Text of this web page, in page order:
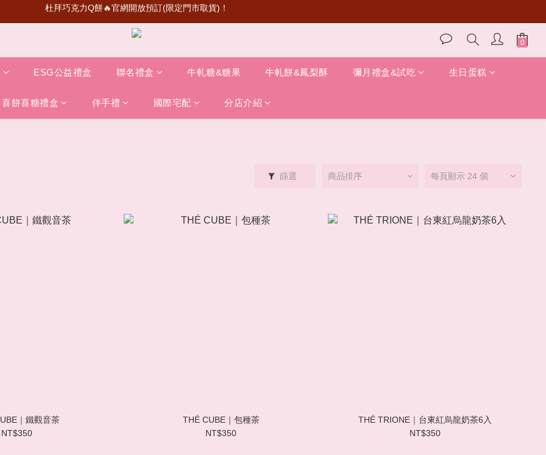
超級瑪利歐聯名登場！送禮收藏一次滿足
首次加入會員💰送50元購物金
超級瑪利歐聯名登場！送禮收藏一次滿足
ESG公益禮盒 聯名禮盒 牛軋糖&糖果 牛軋餅&鳳梨酥 彌月禮盒&試吃 生日蛋糕
喜餅喜糖禮盒 伴手禮 國際宅配 分店介紹
篩選 商品排序 每頁顯示 24 個
｜鐵觀音茶
NT$350
THÉ CUBE｜包種茶
NT$350
THÉ TRIONE｜台東紅烏龍奶茶6入
NT$350